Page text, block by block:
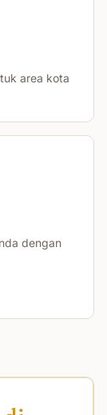
area kota
dengan